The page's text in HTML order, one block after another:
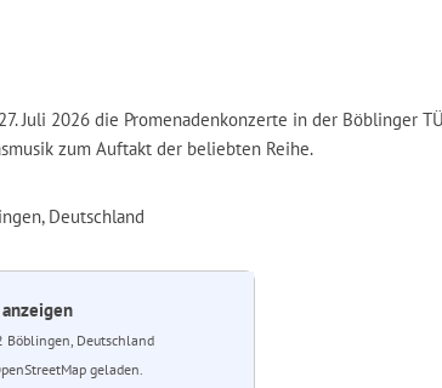
Juli 2026 die Promenadenkonzerte in der Böblinger
zum Auftakt der beliebten Reihe.
Deutschland
Böblingen, Deutschland
geladen.